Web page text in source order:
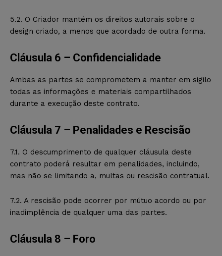
5.2. O Criador mantém os direitos autorais sobre o
design criado, a menos que acordado de outra forma.
Cláusula 6 – Confidencialidade
Ambas as partes se comprometem a manter em sigilo
todas as informações e materiais compartilhados
durante a execução deste contrato.
Cláusula 7 – Penalidades e Rescisão
7.1. O descumprimento de qualquer cláusula deste
contrato poderá resultar em penalidades, incluindo,
mas não se limitando a, multas ou rescisão contratual.
7.2. A rescisão pode ocorrer por mútuo acordo ou por
inadimplência de qualquer uma das partes.
Cláusula 8 – Foro